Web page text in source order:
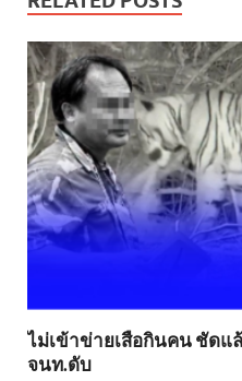
ไม่เข้าข่าย​เสือกินคน ชัดแ
จนท.ดับ